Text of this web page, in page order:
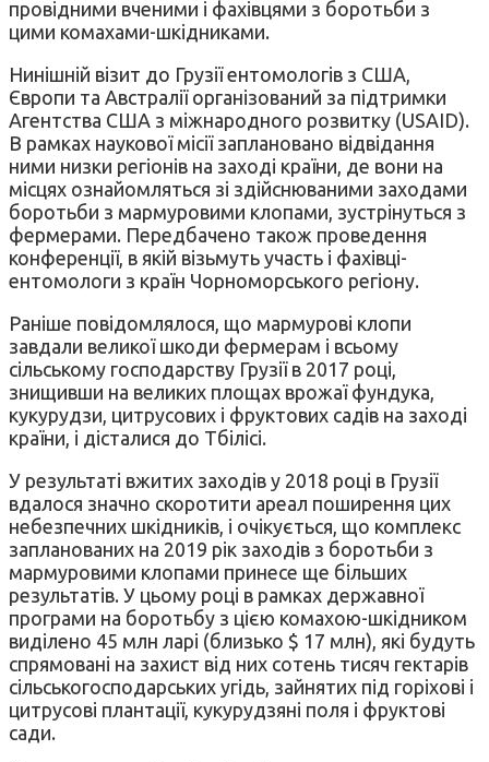
провідними вченими і фахівцями з боротьби з
цими комахами-шкідниками.
Нинішній візит до Грузії ентомологів з США,
Європи та Австралії організований за підтримки
Агентства США з міжнародного розвитку (USAID).
В рамках наукової місії заплановано відвідання
ними низки регіонів на заході країни, де вони на
місцях ознайомляться зі здійснюваними заходами
боротьби з мармуровими клопами, зустрінуться з
фермерами. Передбачено також проведення
конференції, в якій візьмуть участь і фахівці-
ентомологи з країн Чорноморського регіону.
Раніше повідомлялося, що мармурові клопи
завдали великої шкоди фермерам і всьому
сільському господарству Грузії в 2017 році,
знищивши на великих площах врожаї фундука,
кукурудзи, цитрусових і фруктових садів на заході
країни, і дісталися до Тбілісі.
У результаті вжитих заходів у 2018 році в Грузії
вдалося значно скоротити ареал поширення цих
небезпечних шкідників, і очікується, що комплекс
запланованих на 2019 рік заходів з боротьби з
мармуровими клопами принесе ще більших
результатів. У цьому році в рамках державної
програми на боротьбу з цією комахою-шкідником
виділено 45 млн ларі (близько $ 17 млн), які будуть
спрямовані на захист від них сотень тисяч гектарів
сільськогосподарських угідь, зайнятих під горіхові і
цитрусові плантації, кукурудзяні поля і фруктові
сади.